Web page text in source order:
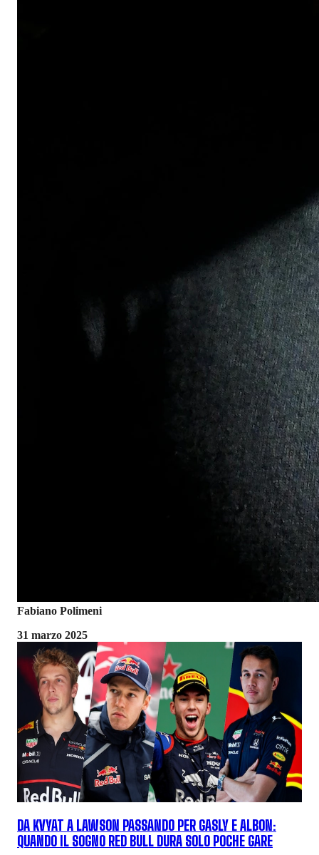
Fabiano Polimeni
31 marzo 2025
DA KVYAT A LAWSON PASSANDO PER GASLY E ALBON:
QUANDO IL SOGNO RED BULL DURA SOLO POCHE GARE